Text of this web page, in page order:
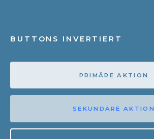
BUTTONS INVERTIERT
PRIMÄRE AKTION
SEKUNDÄRE AKTION